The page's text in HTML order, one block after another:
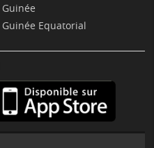
Guinée
Guinée Equatorial